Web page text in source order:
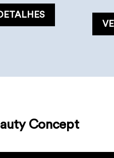
hidratante
a combater o
Concept